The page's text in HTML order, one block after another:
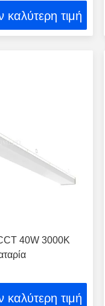
καλύτερη τιμή
40W 3000K
καλύτερη τιμή